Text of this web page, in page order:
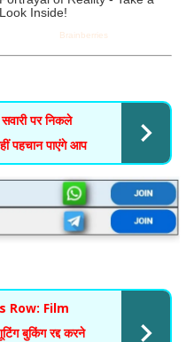
पर निकले
पहचान पाएंगे आप
Row: Film
बुकिंग रद्द करने